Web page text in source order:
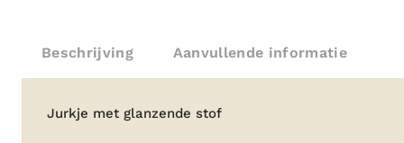
Beschrijving Aanvullende informatie
Beschrijving
Jurkje met glanzende stof